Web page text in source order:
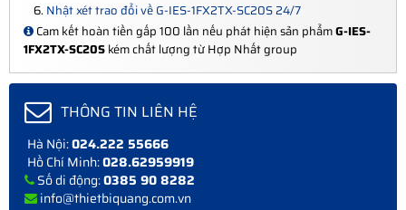
Nhật xét trao đổi về G-IES-1FX2TX-SC20S 24/7
Cam kết hoàn tiền gấp 100 lần nếu phát hiện sản phẩmG-IES-
1FX2TX-SC20Ském chất lượng từ Hợp Nhất group
THÔNG TIN LIÊN HỆ
Hà Nội:024.222 55666
Hồ Chí Minh:028.62959919
Số di động:0385 90 8282
info@thietbiquang.com.vn